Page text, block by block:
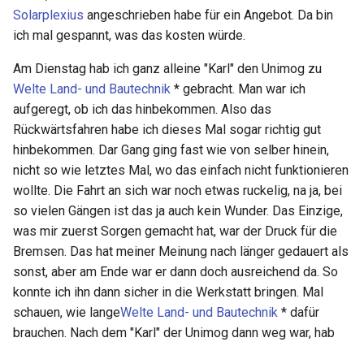
Solarplexius angeschrieben habe für ein Angebot. Da bin
ich mal gespannt, was das kosten würde.
Am Dienstag hab ich ganz alleine "Karl" den Unimog zu
Welte Land- und Bautechnik * gebracht. Man war ich
aufgeregt, ob ich das hinbekommen. Also das
Rückwärtsfahren habe ich dieses Mal sogar richtig gut
hinbekommen. Dar Gang ging fast wie von selber hinein,
nicht so wie letztes Mal, wo das einfach nicht funktionieren
wollte. Die Fahrt an sich war noch etwas ruckelig, na ja, bei
so vielen Gängen ist das ja auch kein Wunder. Das Einzige,
was mir zuerst Sorgen gemacht hat, war der Druck für die
Bremsen. Das hat meiner Meinung nach länger gedauert als
sonst, aber am Ende war er dann doch ausreichend da. So
konnte ich ihn dann sicher in die Werkstatt bringen. Mal
schauen, wie langeWelte Land- und Bautechnik * dafür
brauchen. Nach dem "Karl" der Unimog dann weg war, hab